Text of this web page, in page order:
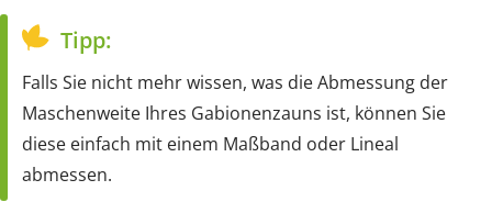
Tipp:
Falls Sie nicht mehr wissen, was die Abmessung der
Maschenweite Ihres Gabionenzauns ist, können Sie
diese einfach mit einem Maßband oder Lineal
abmessen.